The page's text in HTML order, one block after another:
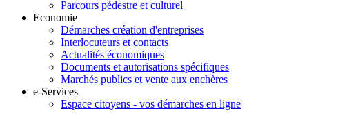
Parcours pédestre et culturel
Economie
Démarches création d'entreprises
Interlocuteurs et contacts
Actualités économiques
Documents et autorisations spécifiques
Marchés publics et vente aux enchères
e-Services
Espace citoyens - vos démarches en ligne